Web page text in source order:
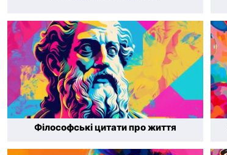
Філософські цитати про життя